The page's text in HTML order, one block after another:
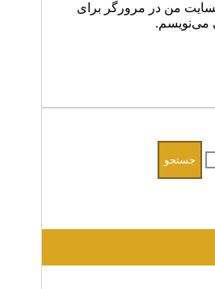
من در مرورگر برای
می‌نویسم.